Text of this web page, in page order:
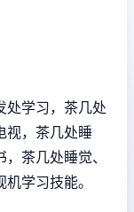
处学习，茶几处
视，茶几处睡
茶几处睡觉、
学习技能。